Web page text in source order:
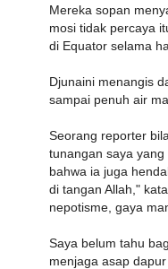
Mereka sopan
mosi tidak percaya
di Equator selama
Djunaini menangis
sampai penuh air
Seorang reporter
tunangan saya yang
bahwa ia juga
di tangan Allah,"
nepotisme, gaya
Saya belum tahu
menjaga asap